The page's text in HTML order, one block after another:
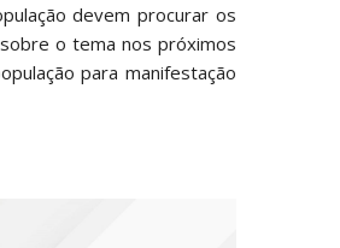
devem procurar os
o tema nos próximos
para manifestação